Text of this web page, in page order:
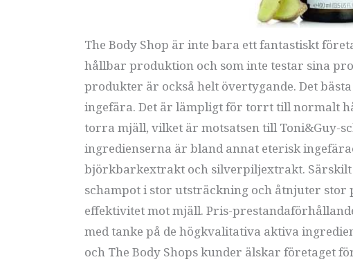
The Body Shop är inte bara ett fantastiskt
hållbar produktion och som inte testar sina
produkter är också helt övertygande. Det
ingefära. Det är lämpligt för torrt till normalt
torra mjäll, vilket är motsatsen till Toni&Guy-
ingredienserna är bland annat eterisk
björkbarkextrakt och silverpiljextrakt. Särskilt
schampot i stor utsträckning och åtnjuter
effektivitet mot mjäll. Pris-
med tanke på de högkvalitativa aktiva
och The Body Shops kunder älskar företaget